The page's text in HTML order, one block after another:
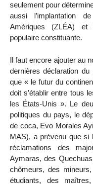
seulement pour
aussi l’implantation
Amériques (ZLÉA) et
populaire constituante.
Il faut encore ajouter au
dernières déclaration
que « le futur du
doit s’établir entre tous
les États-Unis ». Le
politiques du pays, le
de coca, Evo Morales
MAS), a prévenu que si
réclamations des
Aymaras, des
chômeurs, des
étudiants, des